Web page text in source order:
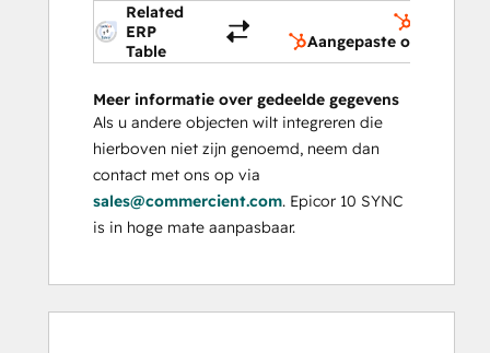
Related
ERP
Table
Aangepaste objecten
Meer informatie over gedeelde gegevens
Als u andere objecten wilt integreren die
hierboven niet zijn genoemd, neem dan
contact met ons op via
sales@commercient.com. Epicor 10 SYNC
is in hoge mate aanpasbaar.